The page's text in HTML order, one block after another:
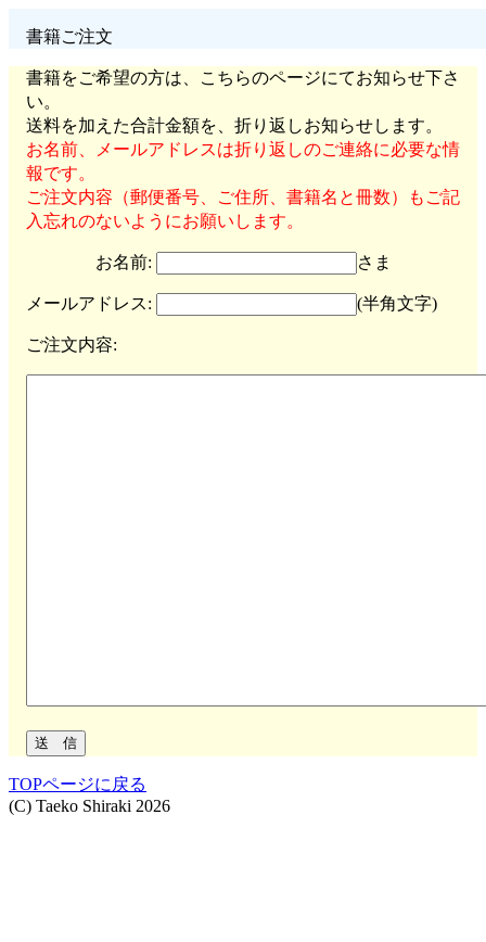
書籍ご注文
書籍をご希望の方は、こちらのページにてお知らせ下さ
い。
送料を加えた合計金額を、折り返しお知らせします。
お名前、メールアドレスは折り返しのご連絡に必要な情
報です。
ご注文内容（郵便番号、ご住所、書籍名と冊数）もご記
入忘れのないようにお願いします。
お名前: さま
メールアドレス: (半角文字)
ご注文内容:
TOPページに戻る
(C) Taeko Shiraki 2026